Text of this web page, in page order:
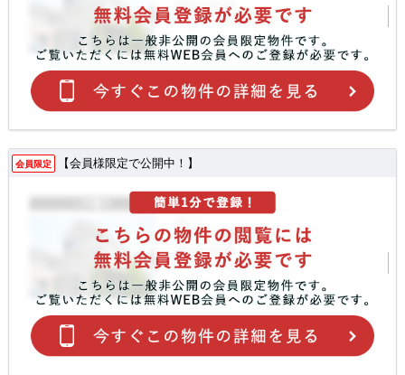
会員限定 【会員様限定で公開中！】